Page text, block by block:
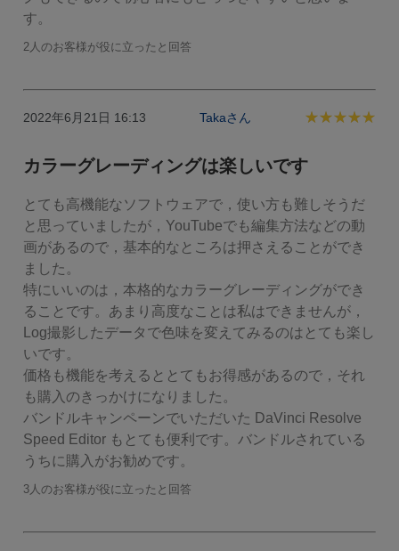
す。
2人のお客様が役に立ったと回答
2022年6月21日 16:13 Takaさん
カラーグレーディングは楽しいです
とても高機能なソフトウェアで，使い方も難しそうだ
と思っていましたが，YouTubeでも編集方法などの動
画があるので，基本的なところは押さえることができ
ました。
特にいいのは，本格的なカラーグレーディングができ
ることです。あまり高度なことは私はできませんが，
Log撮影したデータで色味を変えてみるのはとても楽し
いです。
価格も機能を考えるととてもお得感があるので，それ
も購入のきっかけになりました。
バンドルキャンペーンでいただいた DaVinci Resolve
Speed Editor もとても便利です。バンドルされている
うちに購入がお勧めです。
3人のお客様が役に立ったと回答